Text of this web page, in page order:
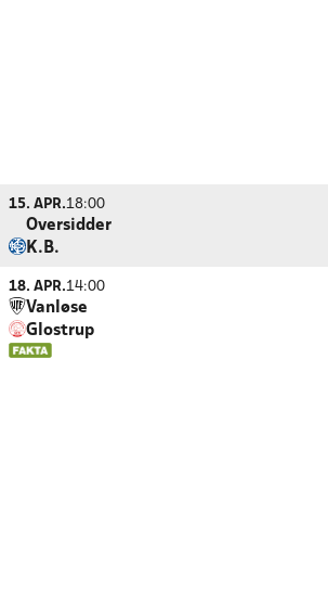
15. APR.18:00
Oversidder
K.B.
18. APR.14:00
Vanløse
Glostrup